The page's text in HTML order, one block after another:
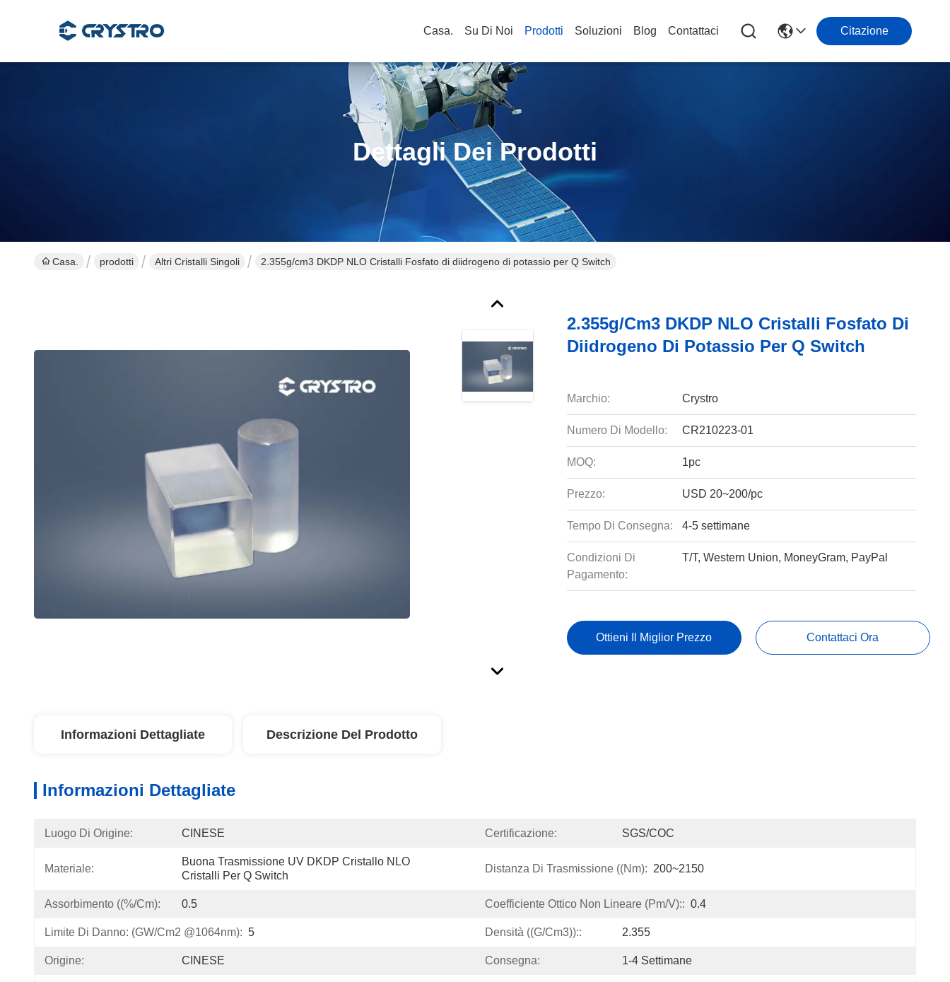
Casa. Su Di Noi Prodotti Soluzioni Blog Contattaci Citazione
Dettagli Dei Prodotti
Casa. prodotti Altri Cristalli Singoli 2.355g/cm3 DKDP NLO Cristalli Fosfato di diidrogeno di potassio per Q Switch
2.355g/cm3 DKDP NLO Cristalli Fosfato Di
Diidrogeno Di Potassio Per Q Switch
Marchio: Crystro
Numero Di Modello: CR210223-01
MOQ: 1pc
Prezzo: USD 20~200/pc
Tempo Di Consegna: 4-5 settimane
Condizioni Di
Pagamento:
T/T, Western Union, MoneyGram, PayPal
Ottieni Il Miglior Prezzo Contattaci Ora
Informazioni Dettagliate Descrizione Del Prodotto
Informazioni Dettagliate
Luogo Di Origine: CINESE Certificazione: SGS/COC
Materiale:
Buona Trasmissione UV DKDP Cristallo NLO
Cristalli Per Q Switch
Distanza Di Trasmissione ((nm): 200~2150
Assorbimento ((%/cm): 0.5 Coefficiente Ottico Non Lineare (pm/V):: 0.4
Limite Di Danno: (GW/cm2 @1064nm): 5 Densità ((g/cm3)):: 2.355
Origine: CINESE Consegna: 1-4 Settimane